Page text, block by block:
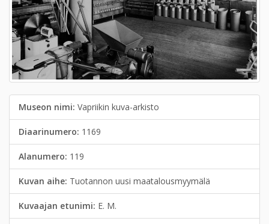
Museon nimi: Vapriikin kuva-arkisto
Diaarinumero: 1169
Alanumero: 119
Kuvan aihe: Tuotannon uusi maatalousmyymälä
Kuvaajan etunimi: E. M.